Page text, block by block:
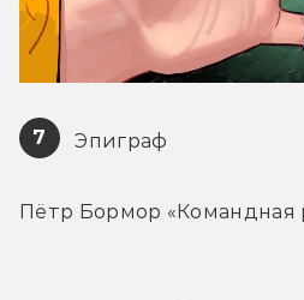
7 Эпиграф
Пётр Бормор «Командная